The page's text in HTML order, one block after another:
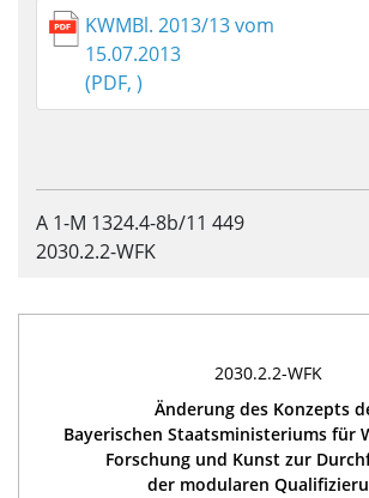
KWMBl. 2013/13 vom
15.07.2013
(PDF, )
A 1-M 1324.4-8b/11 449
2030.2.2-WFK
2030.2.2-WFK
Änderung des Konzepts
Bayerischen Staatsministeriums für
Forschung und Kunst zur
der modularen